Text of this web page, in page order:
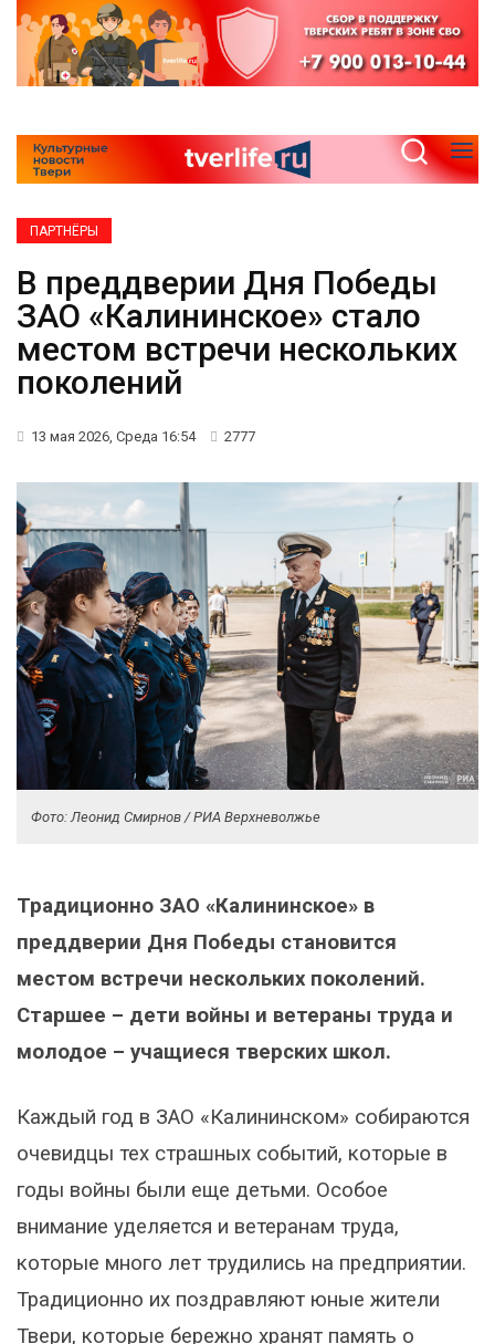
ПАРТНЁРЫ
В преддверии Дня Победы
ЗАО «Калининское» стало
местом встречи нескольких
поколений
13 мая 2026, Среда 16:54 2777
Фото: Леонид Смирнов / РИА Верхневолжье
Традиционно ЗАО «Калининское» в
преддверии Дня Победы становится
местом встречи нескольких поколений.
Старшее – дети войны и ветераны труда и
молодое – учащиеся тверских школ.
Каждый год в ЗАО «Калининском» собираются
очевидцы тех страшных событий, которые в
годы войны были еще детьми. Особое
внимание уделяется и ветеранам труда,
которые много лет трудились на предприятии.
Традиционно их поздравляют юные жители
Твери, которые бережно хранят память о